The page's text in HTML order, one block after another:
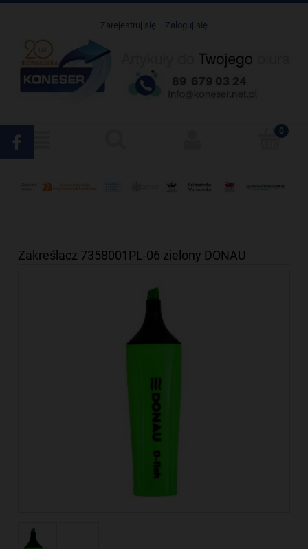
Zarejestruj się Zaloguj się
Zakreślacz 7358001PL-06 zielony DONAU